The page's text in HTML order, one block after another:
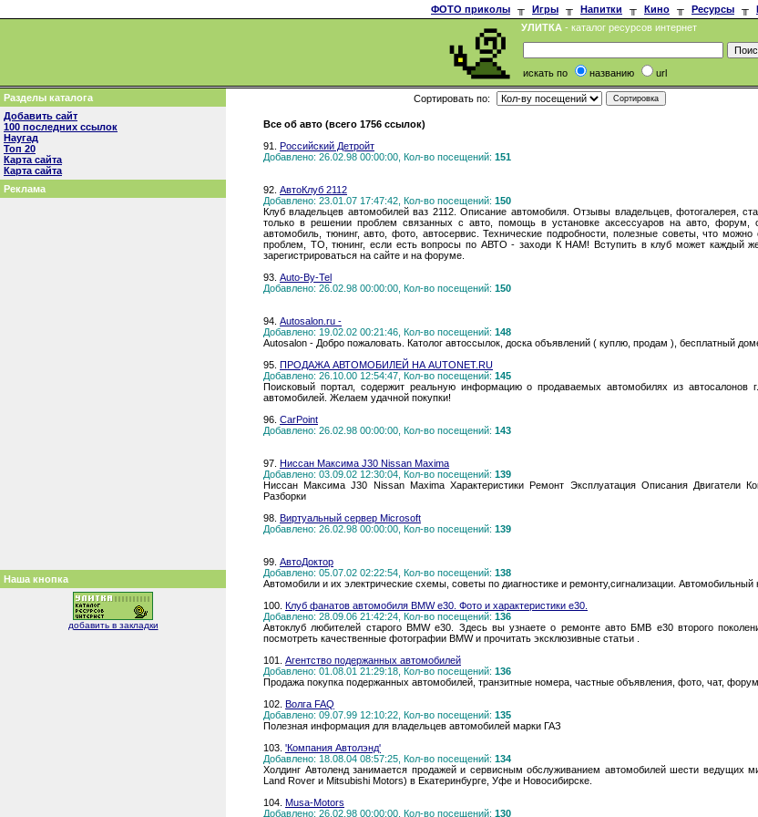
ФОТО приколы ╥ Игры ╥ Напитки ╥ Кино ╥ Ресурсы ╥
УЛИТКА - каталог ресурсов интернет
искать по названию url
Разделы каталога
Добавить сайт
100 последних ссылок
Наугад
Топ 20
Карта сайта
Карта сайта
Реклама
Наша кнопка
добавить в закладки
Сортировать по:
Все об авто (всего 1756 ссылок)
91. Российский Детройт
Добавлено: 26.02.98 00:00:00, Кол-во посещений: 151
92. АвтоКлуб 2112
Добавлено: 23.01.07 17:47:42, Кол-во посещений: 150
Клуб владельцев автомобилей ваз 2112. Описание автомобиля. Отзывы владельцев, фотогалерея,
только в решении проблем связанных с авто, помощь в установке аксессуаров на авто, форум,
автомобиль, тюнинг, авто, фото, автосервис. Технические подробности, полезные советы, что
проблем, ТО, тюнинг, если есть вопросы по АВТО - заходи К НАМ! Вступить в клуб может каждый
зарегистрироваться на сайте и на форуме.
93. Auto-By-Tel
Добавлено: 26.02.98 00:00:00, Кол-во посещений: 150
94. Autosalon.ru -
Добавлено: 19.02.02 00:21:46, Кол-во посещений: 148
Autosalon - Добро пожаловать. Католог автоссылок, доска объявлений ( куплю, продам ), бесплатный
95. ПРОДАЖА АВТОМОБИЛЕЙ НА AUTONET.RU
Добавлено: 26.10.00 12:54:47, Кол-во посещений: 145
Поисковый портал, содержит реальную информацию о продаваемых автомобилях из
автомобилей. Желаем удачной покупки!
96. CarPoint
Добавлено: 26.02.98 00:00:00, Кол-во посещений: 143
97. Ниссан Максима J30 Nissan Maxima
Добавлено: 03.09.02 12:30:04, Кол-во посещений: 139
Ниссан Максима J30 Nissan Maxima Характеристики Ремонт Эксплуатация Описания Двигатели
Разборки
98. Виртуальный сервер Microsoft
Добавлено: 26.02.98 00:00:00, Кол-во посещений: 139
99. АвтоДоктор
Добавлено: 05.07.02 02:22:54, Кол-во посещений: 138
Автомобили и их электрические схемы, советы по диагностике и ремонту,сигнализации. Автомобильный
100. Клуб фанатов автомобиля BMW e30. Фото и характеристики e30.
Добавлено: 28.09.06 21:42:24, Кол-во посещений: 136
Автоклуб любителей старого BMW e30. Здесь вы узнаете о ремонте авто БМВ e30 второго
посмотреть качественные фотографии BMW и прочитать эксклюзивные статьи .
101. Агентство подержанных автомобилей
Добавлено: 01.08.01 21:29:18, Кол-во посещений: 136
Продажа покупка подержанных автомобилей, транзитные номера, частные объявления, фото, чат,
102. Волга FAQ
Добавлено: 09.07.99 12:10:22, Кол-во посещений: 135
Полезная информация для владельцев автомобилей марки ГАЗ
103. 'Компания Автолэнд'
Добавлено: 18.08.04 08:57:25, Кол-во посещений: 134
Холдинг Автоленд занимается продажей и сервисным обслуживанием автомобилей шести ведущих
Land Rover и Mitsubishi Motors) в Екатеринбурге, Уфе и Новосибирске.
104. Мusa-Мotors
Добавлено: 26.02.98 00:00:00, Кол-во посещений: 130